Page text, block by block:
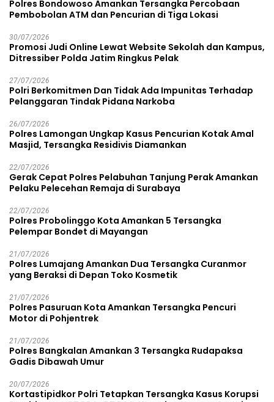
Polres Bondowoso Amankan Tersangka Percobaan
Pembobolan ATM dan Pencurian di Tiga Lokasi
30/07/2026
Promosi Judi Online Lewat Website Sekolah dan Kampus,
Ditressiber Polda Jatim Ringkus Pelak
27/07/2026
Polri Berkomitmen Dan Tidak Ada Impunitas Terhadap
Pelanggaran Tindak Pidana Narkoba
26/07/2026
Polres Lamongan Ungkap Kasus Pencurian Kotak Amal
Masjid, Tersangka Residivis Diamankan
22/07/2026
Gerak Cepat Polres Pelabuhan Tanjung Perak Amankan
Pelaku Pelecehan Remaja di Surabaya
22/07/2026
Polres Probolinggo Kota Amankan 5 Tersangka
Pelempar Bondet di Mayangan
21/07/2026
Polres Lumajang Amankan Dua Tersangka Curanmor
yang Beraksi di Depan Toko Kosmetik
21/07/2026
Polres Pasuruan Kota Amankan Tersangka Pencuri
Motor di Pohjentrek
21/07/2026
Polres Bangkalan Amankan 3 Tersangka Rudapaksa
Gadis Dibawah Umur
20/07/2026
Kortastipidkor Polri Tetapkan Tersangka Kasus Korupsi